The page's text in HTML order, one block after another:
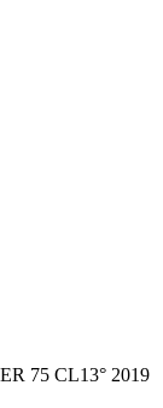
75 CL13° 2019